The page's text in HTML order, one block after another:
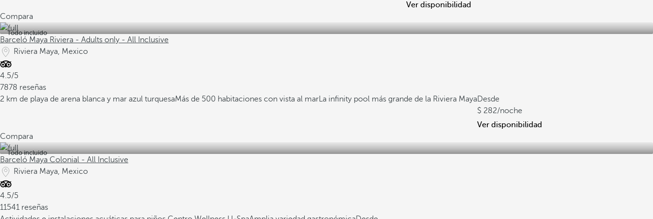
Ver disponibilidad
Compara
Todo incluido
Barceló Maya Riviera - Adults only - All Inclusive
Riviera Maya, Mexico
4.5/5
7878 reseñas
2 km de playa de arena blanca y mar azul turquesaMás de 500 habitaciones con vista al marLa infinity pool más grande de la Riviera MayaDesde
282/noche
Ver disponibilidad
Compara
Todo incluido
Barceló Maya Colonial - All Inclusive
Riviera Maya, Mexico
4.5/5
11541 reseñas